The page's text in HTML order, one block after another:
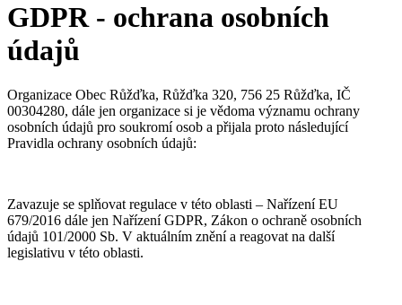
GDPR - ochrana osobních
údajů
Organizace Obec Růžďka, Růžďka 320, 756 25 Růžďka, IČ
00304280, dále jen organizace si je vědoma významu ochrany
osobních údajů pro soukromí osob a přijala proto následující
Pravidla ochrany osobních údajů:
Zavazuje se splňovat regulace v této oblasti – Nařízení EU
679/2016 dále jen Nařízení GDPR, Zákon o ochraně osobních
údajů 101/2000 Sb. V aktuálním znění a reagovat na další
legislativu v této oblasti.